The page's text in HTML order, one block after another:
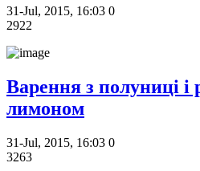
31-Jul, 2015, 16:03 0
2922
Варення з полуниці і
лимоном
31-Jul, 2015, 16:03 0
3263